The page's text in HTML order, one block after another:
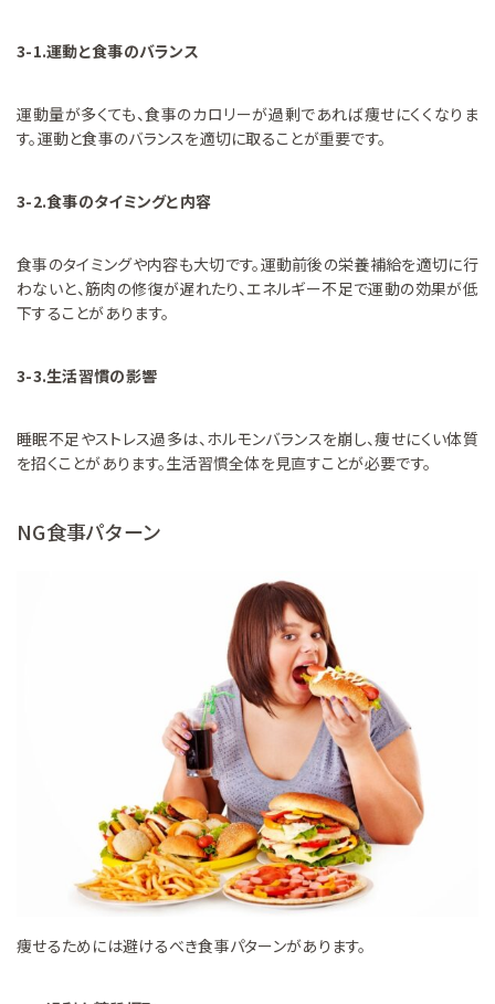
3-1.運動と食事のバランス
運動量が多くても、食事のカロリーが過剰であれば痩せにくくなりま
す。運動と食事のバランスを適切に取ることが重要です。
3-2.食事のタイミングと内容
食事のタイミングや内容も大切です。運動前後の栄養補給を適切に行
わないと、筋肉の修復が遅れたり、エネルギー不足で運動の効果が低
下することがあります。
3-3.生活習慣の影響
睡眠不足やストレス過多は、ホルモンバランスを崩し、痩せにくい体質
を招くことがあります。生活習慣全体を見直すことが必要です。
NG食事パターン
痩せるためには避けるべき食事パターンがあります。